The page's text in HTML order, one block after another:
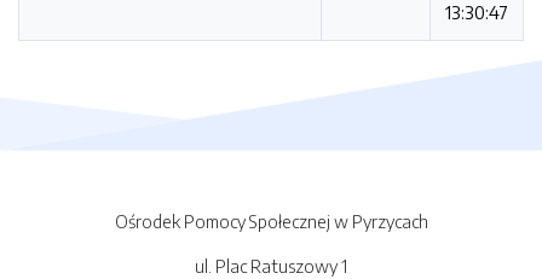
13:30:47
Ośrodek Pomocy Społecznej w Pyrzycach
ul. Plac Ratuszowy 1